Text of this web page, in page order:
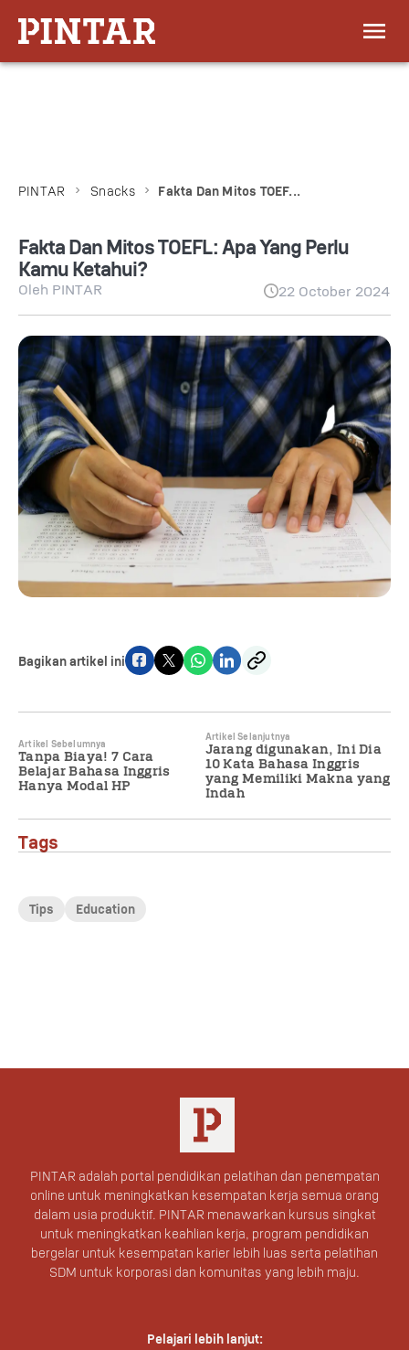
PINTAR Snacks Fakta Dan Mitos TOEF...
Fakta Dan Mitos TOEFL: Apa Yang Perlu
Kamu Ketahui?
Oleh PINTAR 22 October 2024
Bagikan artikel ini
Artikel Sebelumnya
Tanpa Biaya! 7 Cara
Belajar Bahasa Inggris
Hanya Modal HP
Artikel Selanjutnya
Jarang digunakan, Ini Dia
10 Kata Bahasa Inggris
yang Memiliki Makna yang
Indah
Tags
Tips Education
PINTAR adalah portal pendidikan pelatihan dan penempatan
online untuk meningkatkan kesempatan kerja semua orang
dalam usia produktif. PINTAR menawarkan kursus singkat
untuk meningkatkan keahlian kerja, program pendidikan
bergelar untuk kesempatan karier lebih luas serta pelatihan
SDM untuk korporasi dan komunitas yang lebih maju.
Pelajari lebih lanjut: